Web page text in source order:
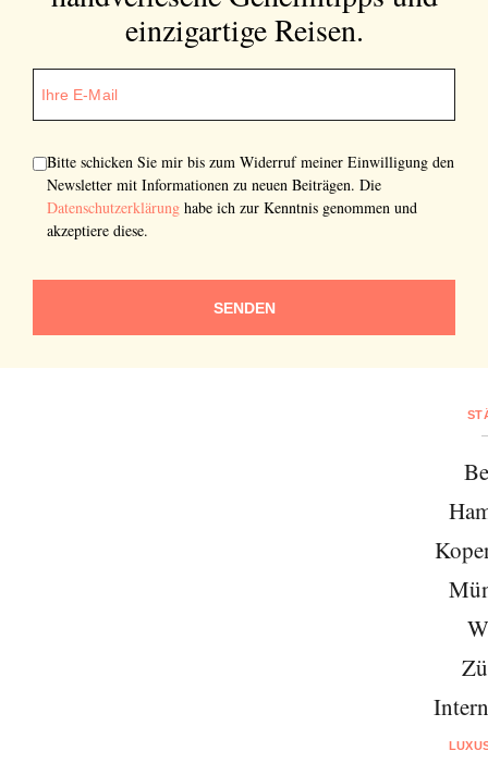
einzigartige Reisen.
Bitte schicken Sie mir bis zum Widerruf meiner Einwilligung den
Newsletter mit Informationen zu neuen Beiträgen. Die
Datenschutzerklärung habe ich zur Kenntnis genommen und
akzeptiere diese.
SENDEN